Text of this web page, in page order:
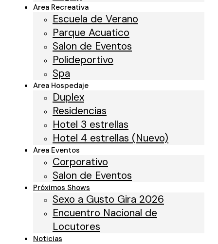
Area Recreativa
Escuela de Verano
Parque Acuatico
Salon de Eventos
Polideportivo
Spa
Area Hospedaje
Duplex
Residencias
Hotel 3 estrellas
Hotel 4 estrellas (Nuevo)
Area Eventos
Corporativo
Salon de Eventos
Próximos Shows
Sexo a Gusto Gira 2026
Encuentro Nacional de
Locutores
Noticias